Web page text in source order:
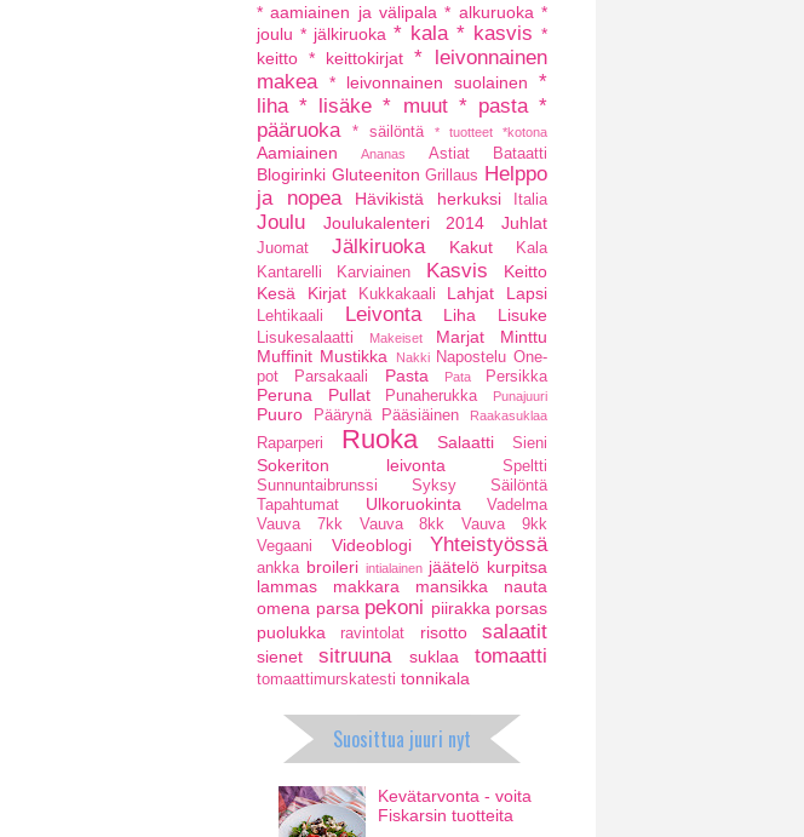
* aamiainen ja välipala * alkuruoka *
joulu * jälkiruoka * kala * kasvis *
keitto * keittokirjat * leivonnainen
makea
* leivonnainen suolainen
*
liha * lisäke * muut * pasta *
pääruoka
* säilöntä * tuotteet *kotona
Aamiainen Ananas Astiat Bataatti
Blogirinki Gluteeniton Grillaus Helppo
ja nopea
Hävikistä herkuksi Italia
Joulu Joulukalenteri 2014 Juhlat
Juomat Jälkiruoka Kakut
Kala
Kantarelli
Karviainen Kasvis
Keitto
Kesä
Kirjat Kukkakaali Lahjat Lapsi
Lehtikaali Leivonta Liha Lisuke
Lisukesalaatti Makeiset Marjat
Minttu
Muffinit Mustikka Nakki Napostelu One-
pot
Parsakaali Pasta Pata Persikka
Peruna Pullat Punaherukka Punajuuri
Puuro Päärynä Pääsiäinen Raakasuklaa
Raparperi Ruoka Salaatti Sieni
Sokeriton leivonta
Speltti
Sunnuntaibrunssi
Syksy
Säilöntä
Tapahtumat
Ulkoruokinta
Vadelma
Vauva 7kk
Vauva 8kk
Vauva 9kk
Vegaani
Videoblogi Yhteistyössä
ankka broileri intialainen jäätelö kurpitsa
lammas
makkara mansikka
nauta
omena parsa pekoni piirakka porsas
puolukka
ravintolat risotto salaatit
sienet sitruuna suklaa tomaatti
tomaattimurskatesti tonnikala
Suosittua juuri nyt
Kevätarvonta - voita
Fiskarsin tuotteita